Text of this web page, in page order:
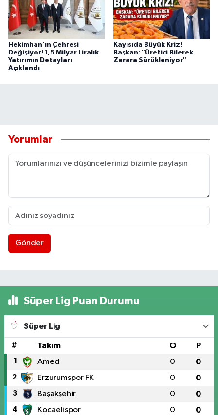
Hekimhan'ın Çehresi
Değişiyor! 1,5 Milyar Liralık
Yatırımın Detayları
Açıklandı
Kayısıda Büyük Kriz!
Başkan: "Üretici Bilerek
Zarara Sürükleniyor"
Yorumlar
Gönder
Süper Lig Puan Durumu
Süper Lig
# Takım O P
1 Amed 0 0
2 Erzurumspor FK 0 0
3 Başakşehir 0 0
4 Kocaelispor 0 0